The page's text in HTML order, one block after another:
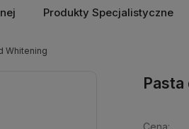
Produkty Specjalistyczne
Whitening
Pasta
Cena: